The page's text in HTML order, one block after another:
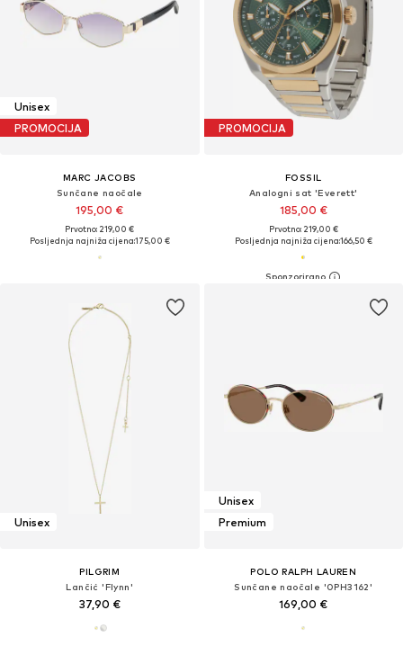
Unisex
PROMOCIJA
MARC JACOBS
Sunčane naočale
195,00 €
Prvotno: 219,00 €
Posljednja najniža cijena:175,00 €
PROMOCIJA
FOSSIL
Analogni sat 'Everett'
185,00 €
Prvotno: 219,00 €
Posljednja najniža cijena:166,50 €
Unisex
PILGRIM
Lančić 'Flynn'
37,90 €
Unisex
Premium
POLO RALPH LAUREN
Sunčane naočale '0PH3162'
169,00 €